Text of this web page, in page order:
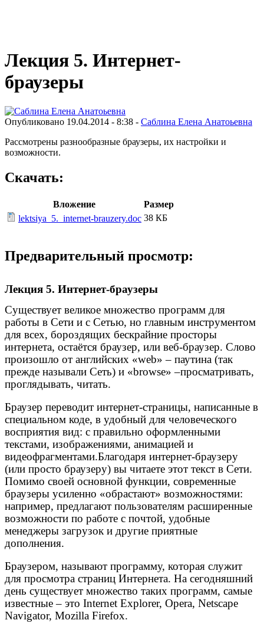
Лекция 5. Интернет-
браузеры
Опубликовано 19.04.2014 - 8:38 - Саблина Елена Анатоьевна
Рассмотрены разнообразные браузеры, их настройки и
возможности.
Скачать:
Вложение
Размер
lektsiya_5._internet-brauzery.doc 38 КБ
Предварительный просмотр:
Лекция 5. Интернет-браузеры
Существует великое множество программ для
работы в Сети и с Сетью, но главным инструментом
для всех, бороздящих бескрайние просторы
интернета, остаётся браузер, или веб-браузер. Слово
произошло от английских «web» – паутина (так
прежде называли Сеть) и «browse» –просматривать,
проглядывать, читать.
Браузер переводит интернет-страницы, написанные в
специальном коде, в удобный для человеческого
восприятия вид: с правильно оформленными
текстами, изображениями, анимацией и
видеофрагментами.Благодаря интернет-браузеру
(или просто браузеру) вы читаете этот текст в Сети.
Помимо своей основной функции, современные
браузеры усиленно «обрастают» возможностями:
например, предлагают пользователям расширенные
возможности по работе с почтой, удобные
менеджеры загрузок и другие приятные
дополнения.
Браузером, называют программу, которая служит
для просмотра страниц Интернета. На сегодняшний
день существует множество таких программ, самые
известные – это Internet Explorer, Opera, Netscape
Navigator, Mozilla Firefox.